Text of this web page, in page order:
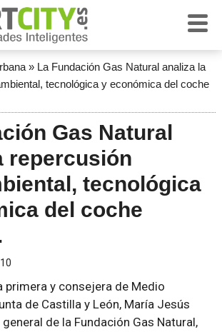
» La Fundación Gas Natural analiza la
tecnológica y económica del coche
Gas Natural
repercusión
tecnológica
del coche
primera y consejera de Medio
de Castilla y León, María Jesús
de la Fundación Gas Natural,